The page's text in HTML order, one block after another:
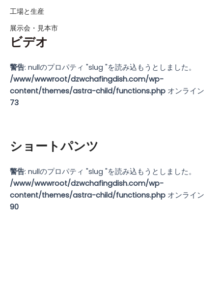
工場と生産
展示会・見本市
ビデオ
警告: nullのプロパティ "slug "を読み込もうとしました。
/www/wwwroot/dzwchafingdish.com/wp-
content/themes/astra-child/functions.php オンライン
73
ショートパンツ
警告: nullのプロパティ "slug "を読み込もうとしました。
/www/wwwroot/dzwchafingdish.com/wp-
content/themes/astra-child/functions.php オンライン
90